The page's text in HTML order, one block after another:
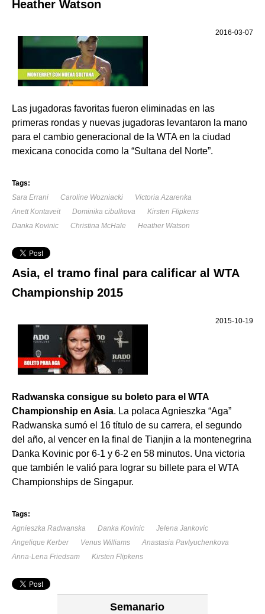
Heather Watson
2016-03-07
Las jugadoras favoritas fueron eliminadas en las
primeras rondas y nuevas jugadoras levantaron la mano
para el cambio generacional de la WTA en la ciudad
mexicana conocida como la “Sultana del Norte”.
Tags:
Sara Errani
Caroline Wozniacki
Victoria Azarenka
Anett Kontaveit
Dominika cibulkova
Kirsten Flipkens
Danka Kovinic
Christina McHale Heather Watson
Asia, el tramo final para calificar al WTA
Championship 2015
2015-10-19
Radwanska consigue su boleto para el WTA
Championship en Asia. La polaca Agnieszka “Aga”
Radwanska sumó el 16 título de su carrera, el segundo
del año, al vencer en la final de Tianjin a la montenegrina
Danka Kovinic por 6-1 y 6-2 en 58 minutos. Una victoria
que también le valió para lograr su billete para el WTA
Championships de Singapur.
Tags:
Agnieszka Radwanska
Danka Kovinic
Jelena Jankovic
Angelique Kerber
Venus Williams
Anastasia Pavlyuchenkova
Anna-Lena Friedsam
Kirsten Flipkens
Semanario